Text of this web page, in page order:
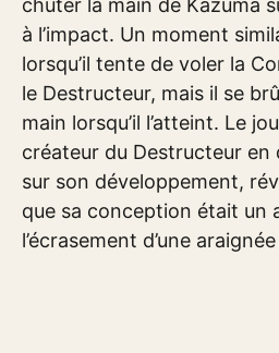
chuter la main de Kazuma
à l’impact. Un moment
lorsqu’il tente de voler la
le Destructeur, mais il se
main lorsqu’il l’atteint. Le
créateur du Destructeur en
sur son développement,
que sa conception était un
l’écrasement d’une